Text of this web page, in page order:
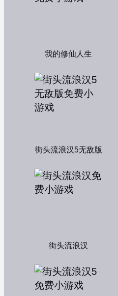
我的修仙人生
街头流浪汉5无敌版
街头流浪汉